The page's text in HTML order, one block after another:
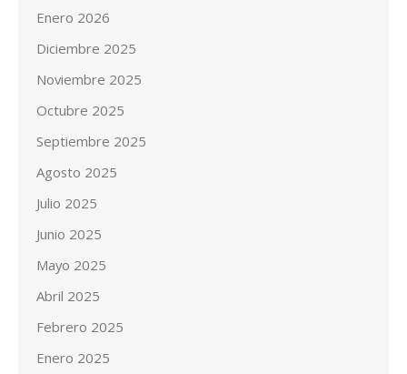
Enero 2026
Diciembre 2025
Noviembre 2025
Octubre 2025
Septiembre 2025
Agosto 2025
Julio 2025
Junio 2025
Mayo 2025
Abril 2025
Febrero 2025
Enero 2025